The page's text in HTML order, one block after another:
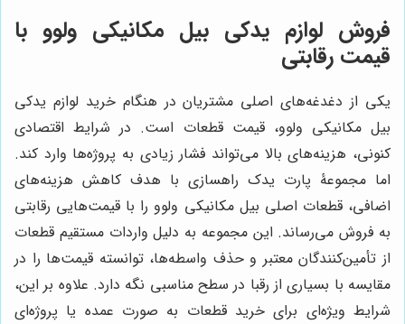
فروش لوازم یدکی بیل مکانیکی ولوو با
قیمت رقابتی
یکی از دغدغه‌های اصلی مشتریان در هنگام خرید لوازم یدکی
بیل مکانیکی ولوو، قیمت قطعات است. در شرایط اقتصادی
کنونی، هزینه‌های بالا می‌تواند فشار زیادی به پروژه‌ها وارد کند.
اما مجموعۀ پارت یدک راهسازی با هدف کاهش هزینه‌های
اضافی، قطعات اصلی بیل مکانیکی ولوو را با قیمت‌هایی رقابتی
به فروش می‌رساند. این مجموعه به دلیل واردات مستقیم قطعات
از تأمین‌کنندگان معتبر و حذف واسطه‌ها، توانسته قیمت‌ها را در
مقایسه با بسیاری از رقبا در سطح مناسبی نگه دارد. علاوه بر این،
شرایط ویژه‌ای برای خرید قطعات به صورت عمده یا پروژه‌ای